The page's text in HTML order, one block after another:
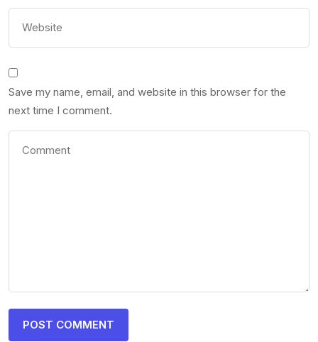
Save my name, email, and website in this browser for the
next time I comment.